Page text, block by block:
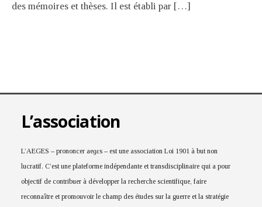
des mémoires et thèses. Il est établi par […]
L’association
L’AEGES – prononcer aeɡɛs – est une association Loi 1901 à but non
lucratif. C’est une plateforme indépendante et transdisciplinaire qui a pour
objectif de contribuer à développer la recherche scientifique, faire
reconnaître et promouvoir le champ des études sur la guerre et la stratégie